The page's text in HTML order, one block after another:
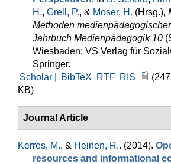
H., Grell, P., & Moser, H. (Hrsg.),
Methoden
Jahrbuch Medienpädagogik 10
Wiesbaden: VS Verlag für
Springer.
Scholar |
BibTeX RTF RIS
KB)
Journal Article
Kerres, M., & Heinen, R.. (2014).
resources and informational